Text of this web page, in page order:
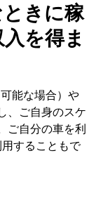
きに稼
を得ま
能な場合）や
、ご自身のスケ
ご自分の車を利
することもで